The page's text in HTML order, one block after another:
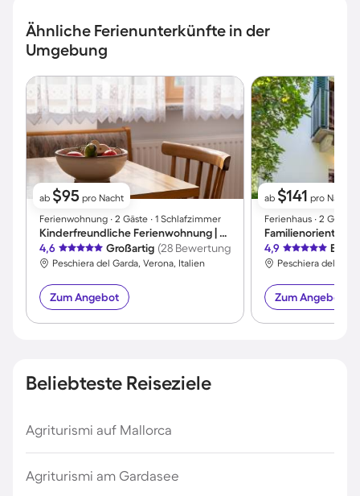
Ähnliche Ferienunterkünfte in der
Umgebung
ab $95 pro Nacht
Ferienwohnung ∙ 2 Gäste ∙ 1 Schlafzimmer
Kinderfreundliche Ferienwohnung | Hunde erlaubt
4,6
Großartig (28 Bewertungen)
Peschiera del Garda, Verona, Italien
Zum Angebot
ab $141 pro Nacht
Ferienhaus ∙ 2 Gäste
4,9
Peschiera del
Zum Angebot
Beliebteste Reiseziele
Agriturismi auf Mallorca
Agriturismi am Gardasee